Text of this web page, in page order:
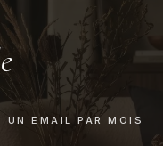
UN EMAIL PAR MOIS